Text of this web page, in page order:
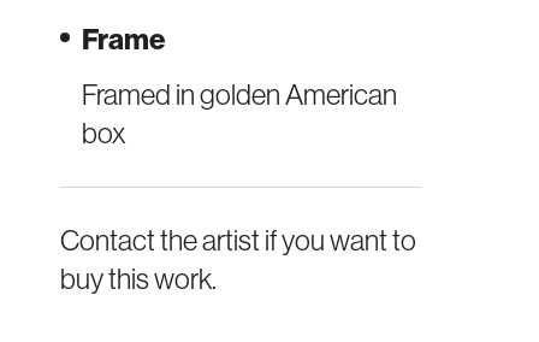
Frame
Framed in golden American
box
Contact the artist if you want to
buy this work.